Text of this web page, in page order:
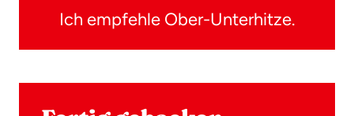
Ich empfehle Ober-Unterhitze.